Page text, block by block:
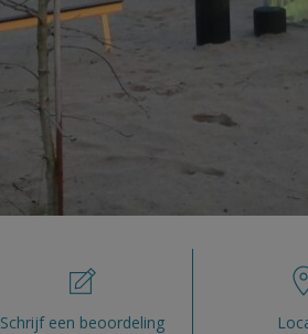
Schrijf een beoordeling